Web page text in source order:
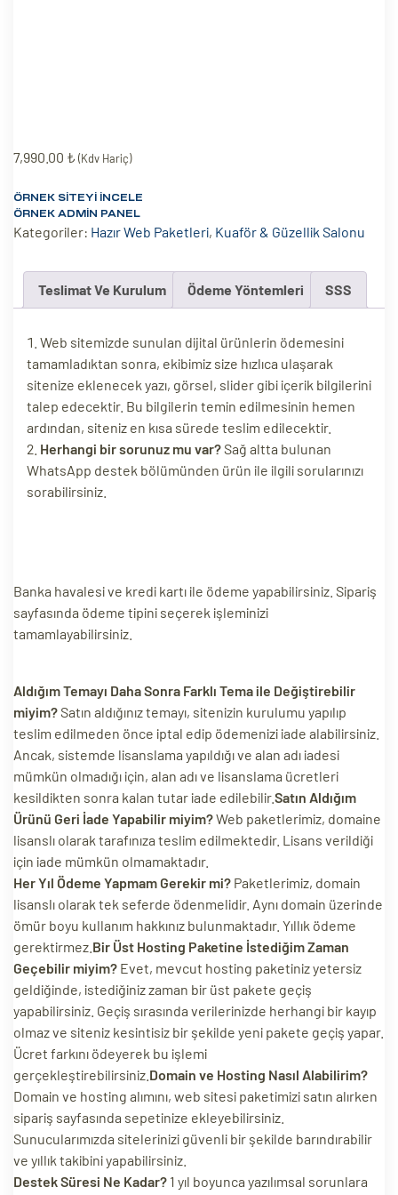
7,990.00 ₺ (Kdv Hariç)
ÖRNEK SITEYI İNCELE
ÖRNEK ADMIN PANEL
Kategoriler: Hazır Web Paketleri, Kuaför & Güzellik Salonu
Teslimat Ve Kurulum Ödeme Yöntemleri SSS
Web sitemizde sunulan dijital ürünlerin ödemesini
tamamladıktan sonra, ekibimiz size hızlıca ulaşarak
sitenize eklenecek yazı, görsel, slider gibi içerik bilgilerini
talep edecektir. Bu bilgilerin temin edilmesinin hemen
ardından, siteniz en kısa sürede teslim edilecektir.
Herhangi bir sorunuz mu var?Sağ altta bulunan
WhatsApp destek bölümünden ürün ile ilgili sorularınızı
sorabilirsiniz.
Banka havalesi ve kredi kartı ile ödeme yapabilirsiniz. Sipariş
sayfasında ödeme tipini seçerek işleminizi
tamamlayabilirsiniz.
Aldığım Temayı Daha Sonra Farklı Tema ile Değiştirebilir
miyim?Satın aldığınız temayı, sitenizin kurulumu yapılıp
teslim edilmeden önce iptal edip ödemenizi iade alabilirsiniz.
Ancak, sistemde lisanslama yapıldığı ve alan adı iadesi
mümkün olmadığı için, alan adı ve lisanslama ücretleri
kesildikten sonra kalan tutar iade edilebilir.Satın Aldığım
Ürünü Geri İade Yapabilir miyim?Web paketlerimiz, domaine
lisanslı olarak tarafınıza teslim edilmektedir. Lisans verildiği
için iade mümkün olmamaktadır.
Her Yıl Ödeme Yapmam Gerekir mi? Paketlerimiz, domain
lisanslı olarak tek seferde ödenmelidir. Aynı domain üzerinde
ömür boyu kullanım hakkınız bulunmaktadır. Yıllık ödeme
gerektirmez. Bir Üst Hosting Paketine İstediğim Zaman
Geçebilir miyim? Evet, mevcut hosting paketiniz yetersiz
geldiğinde, istediğiniz zaman bir üst pakete geçiş
yapabilirsiniz. Geçiş sırasında verilerinizde herhangi bir kayıp
olmaz ve siteniz kesintisiz bir şekilde yeni pakete geçiş yapar.
Ücret farkını ödeyerek bu işlemi
gerçekleştirebilirsiniz. Domain ve Hosting Nasıl Alabilirim?
Domain ve hosting alımını, web sitesi paketimizi satın alırken
sipariş sayfasında sepetinize ekleyebilirsiniz.
Sunucularımızda sitelerinizi güvenli bir şekilde barındırabilir
ve yıllık takibini yapabilirsiniz.
Destek Süresi Ne Kadar? 1 yıl boyunca yazılımsal sorunlara